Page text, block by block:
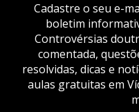
Cadastre o seu e-
boletim
Controvérsias
comentada,
resolvidas, dicas e
aulas gratuitas em